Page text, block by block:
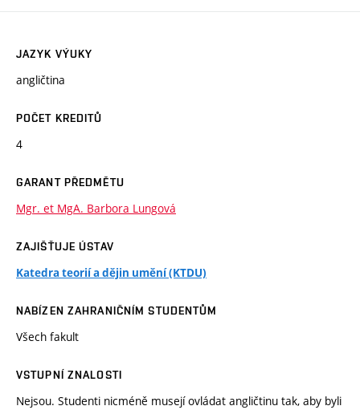
JAZYK VÝUKY
angličtina
POČET KREDITŮ
4
GARANT PŘEDMĚTU
Mgr. et MgA. Barbora Lungová
ZAJIŠŤUJE ÚSTAV
Katedra teorií a dějin umění (KTDU)
NABÍZEN ZAHRANIČNÍM STUDENTŮM
Všech fakult
VSTUPNÍ ZNALOSTI
Nejsou. Studenti nicméně musejí ovládat angličtinu tak, aby byli